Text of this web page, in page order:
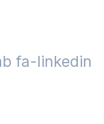
fa-linkedin